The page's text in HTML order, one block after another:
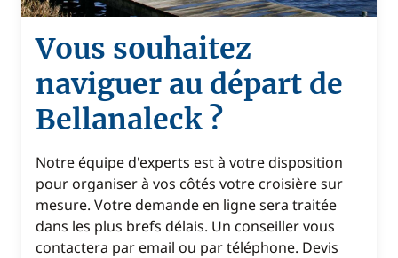
Vous souhaitez
naviguer au départ de
Bellanaleck ?
Notre équipe d'experts est à votre disposition
pour organiser à vos côtés votre croisière sur
mesure. Votre demande en ligne sera traitée
dans les plus brefs délais. Un conseiller vous
contactera par email ou par téléphone. Devis